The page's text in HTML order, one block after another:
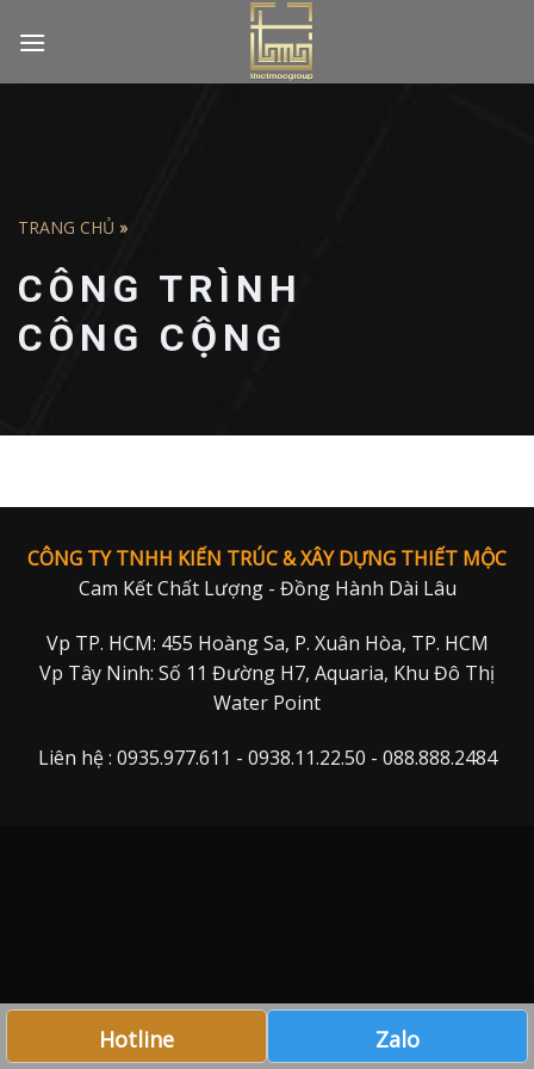
TRANG CHỦ »
CÔNG TRÌNH
CÔNG CỘNG
CÔNG TY TNHH KIẾN TRÚC & XÂY DỰNG THIẾT MỘC
Cam Kết Chất Lượng - Đồng Hành Dài Lâu
Vp TP. HCM: 455 Hoàng Sa, P. Xuân Hòa, TP. HCM
Vp Tây Ninh: Số 11 Đường H7, Aquaria, Khu Đô Thị
Water Point
Liên hệ : 0935.977.611 - 0938.11.22.50 - 088.888.2484
Hotline Zalo